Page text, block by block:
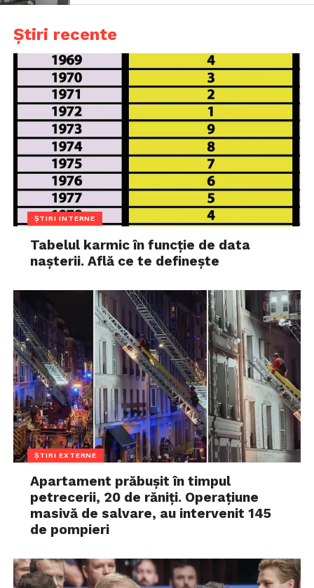
Știri recente
ȘTIRI INTERNE
Tabelul karmic în funcție de data
nașterii. Află ce te definește
ȘTIRI EXTERNE
Apartament prăbușit în timpul
petrecerii, 20 de răniți. Operațiune
masivă de salvare, au intervenit 145
de pompieri